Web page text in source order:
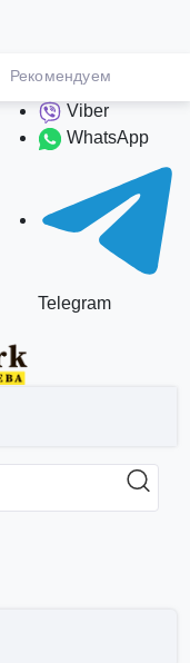
Viber
WhatsApp
Telegram
Рекомендуем